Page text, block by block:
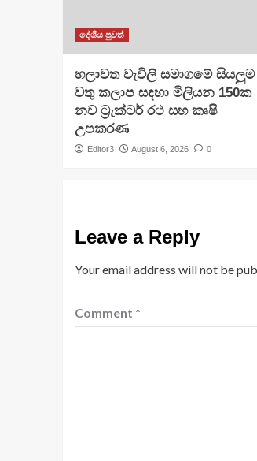
දේශීය පුවත්
හලාවත වැවිලි සමාගමේ සියලුම
වතු කලාප සඳහා මිලියන 150ක
නව ට්‍රැක්ටර් රථ සහ කෘෂි
උපකරණ
Editor3 August 6, 2026 0
Leave a Reply
Your email address will not be
Comment *